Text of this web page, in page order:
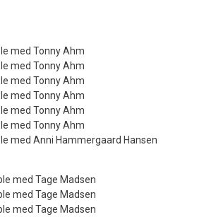
med Tonny Ahm
med Tonny Ahm
med Tonny Ahm
med Tonny Ahm
med Tonny Ahm
med Tonny Ahm
med Anni Hammergaard Hansen
med Tage Madsen
med Tage Madsen
med Tage Madsen